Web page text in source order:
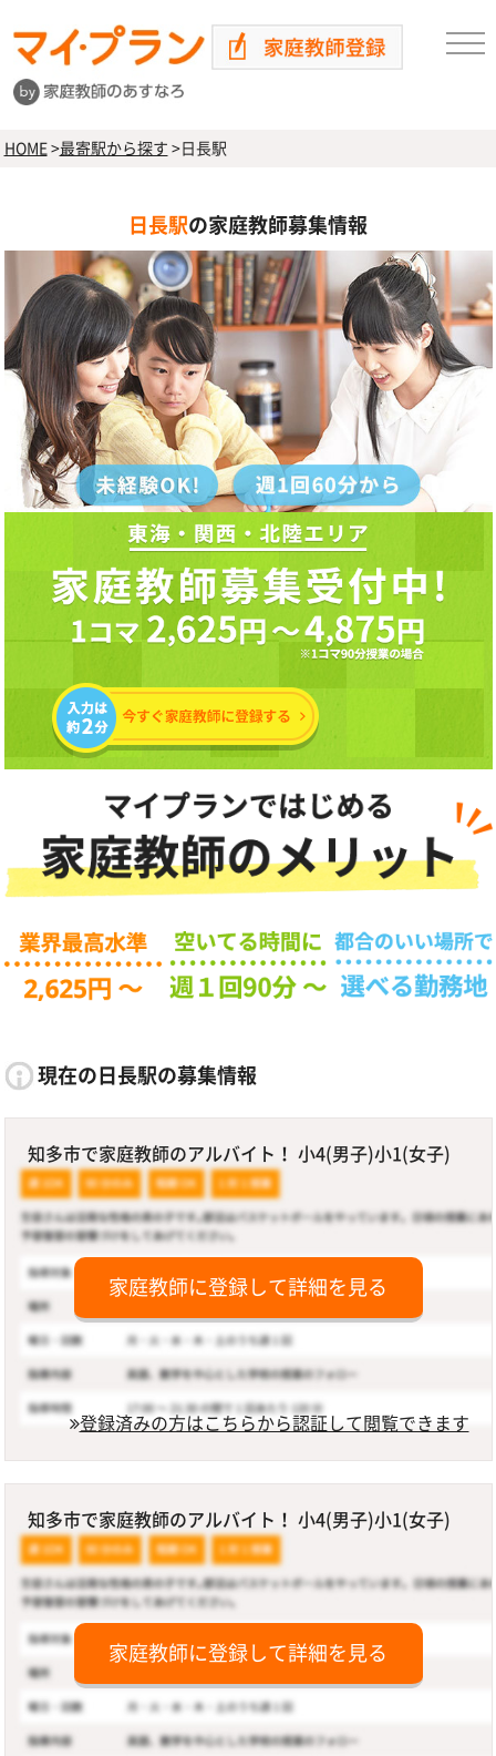
HOME>最寄駅から探す >日長駅
日長駅の家庭教師募集情報
現在の日長駅の募集情報
知多市で家庭教師のアルバイト！ 小4(男子)小1(女子)
家庭教師に登録して詳細を見る
登録済みの方はこちらから認証して閲覧できます
知多市で家庭教師のアルバイト！ 小4(男子)小1(女子)
家庭教師に登録して詳細を見る